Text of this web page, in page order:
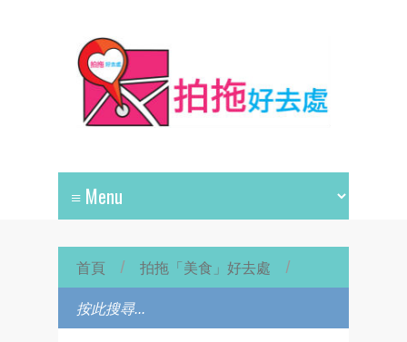
首頁 / 拍拖「美食」好去處 /